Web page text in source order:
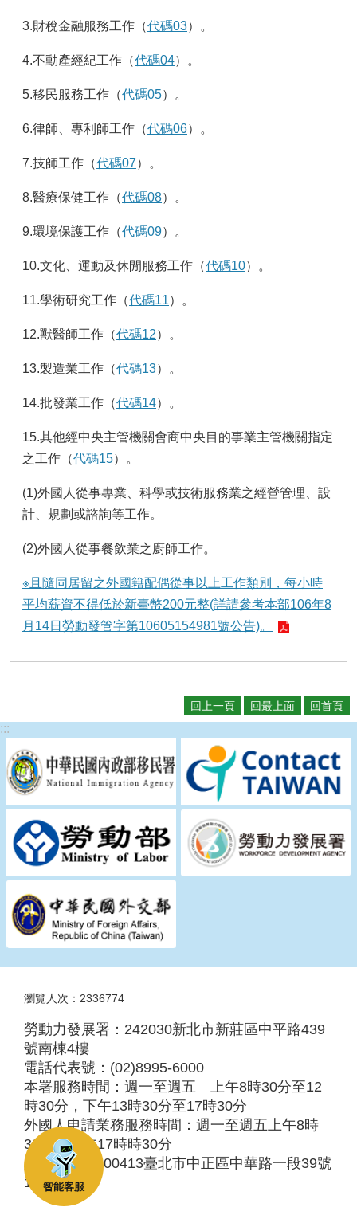
開
宣
檢
貪
智能客服
3.財稅金融服務工作（代碼03）。
4.不動產經紀工作（代碼04）。
5.移民服務工作（代碼05）。
6.律師、專利師工作（代碼06）。
7.技師工作（代碼07）。
8.醫療保健工作（代碼08）。
9.環境保護工作（代碼09）。
10.文化、運動及休閒服務工作（代碼10）。
11.學術研究工作（代碼11）。
12.獸醫師工作（代碼12）。
13.製造業工作（代碼13）。
14.批發業工作（代碼14）。
15.其他經中央主管機關會商中央目的事業主管機關指定
之工作（代碼15）。
(1)外國人從事專業、科學或技術服務業之經營管理、設
計、規劃或諮詢等工作。
(2)外國人從事餐飲業之廚師工作。
※且隨同居留之外國籍配偶從事以上工作類別，每小時
平均薪資不得低於新臺幣200元整(詳請參考本部106年8
月14日勞動發管字第10605154981號公告)。
回上一頁 回最上面 回首頁
:::
瀏覽人次：2336774
勞動力發展署：242030新北市新莊區中平路439
號南棟4樓
電話代表號：(02)8995-6000
本署服務時間：週一至週五 上午8時30分至12
時30分，下午13時30分至17時30分
外國人申請業務服務時間：週一至週五上午8時
30分至下午17時時30分
服務地址：100413臺北市中正區中華路一段39號
10樓